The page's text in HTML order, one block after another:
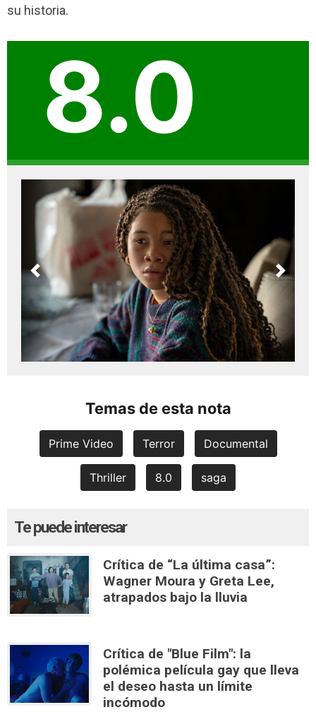
su historia.
8.0
Previous Next
Temas de esta nota
Prime Video Terror Documental
Thriller 8.0 saga
Te puede interesar
Crítica de “La última casa”:
Wagner Moura y Greta Lee,
atrapados bajo la lluvia
Crítica de "Blue Film": la
polémica película gay que lleva
el deseo hasta un límite
incómodo